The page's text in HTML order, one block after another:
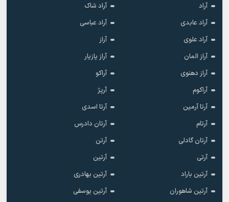
آراد
آراد شاک
آراد عابدی
آراد عباسی
آراد علوی
آراز
آراز المان
آراز پازیار
آراز دهنوی
آراکو
آراکوم
آرپژ
آرتا آرمین
آرتا اسدی
آرتام
آرتان دادرس
آرتان گادلی
آرتن
آرتی
آرتین
آرتین باراد
آرتین بهادری
آرتین شاهوران
آرتین یوسفی